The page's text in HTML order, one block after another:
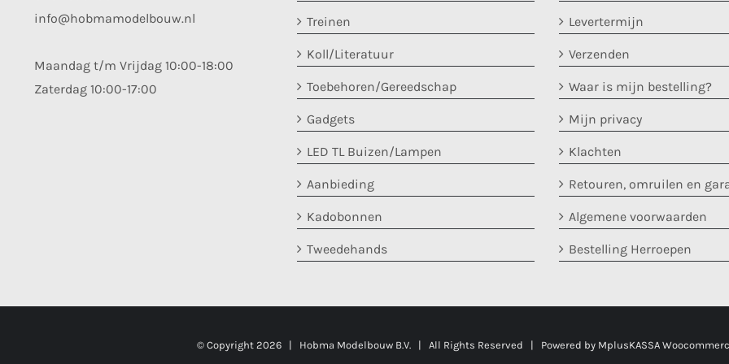
info@hobmamodelbouw.nl
Maandag t/m Vrijdag 10:00-18:00
Zaterdag 10:00-17:00
Treinen
Koll/Literatuur
Toebehoren/Gereedschap
Gadgets
LED TL Buizen/Lampen
Aanbieding
Kadobonnen
Tweedehands
Levertermijn
Verzenden
Waar is mijn bestelling?
Mijn privacy
Klachten
Retouren, omruilen en
Algemene voorwaarden
Bestelling Herroepen
© Copyright 2026 | Hobma Modelbouw B.V. | All Rights Reserved | Powered by MplusKASSA